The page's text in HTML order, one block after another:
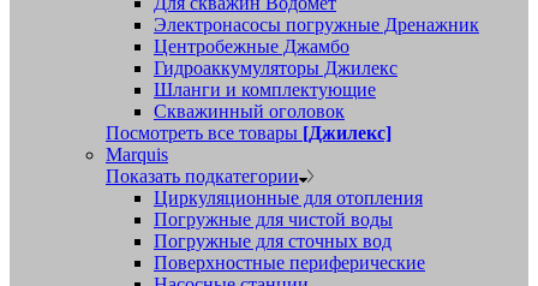
Электронасосы погружные Дренажник
Центробежные Джамбо
Гидроаккумуляторы Джилекс
Шланги и комплектующие
Скважинный оголовок
Посмотреть все товары [Джилекс]
Marquis
Показать подкатегории
Циркуляционные для отопления
Погружные для чистой воды
Погружные для сточных вод
Поверхностные периферические